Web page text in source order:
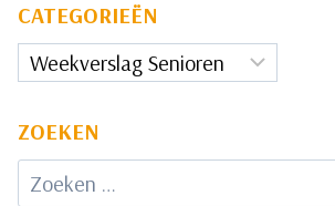
CATEGORIEËN
Categorieën
ZOEKEN
Zoeken
naar: